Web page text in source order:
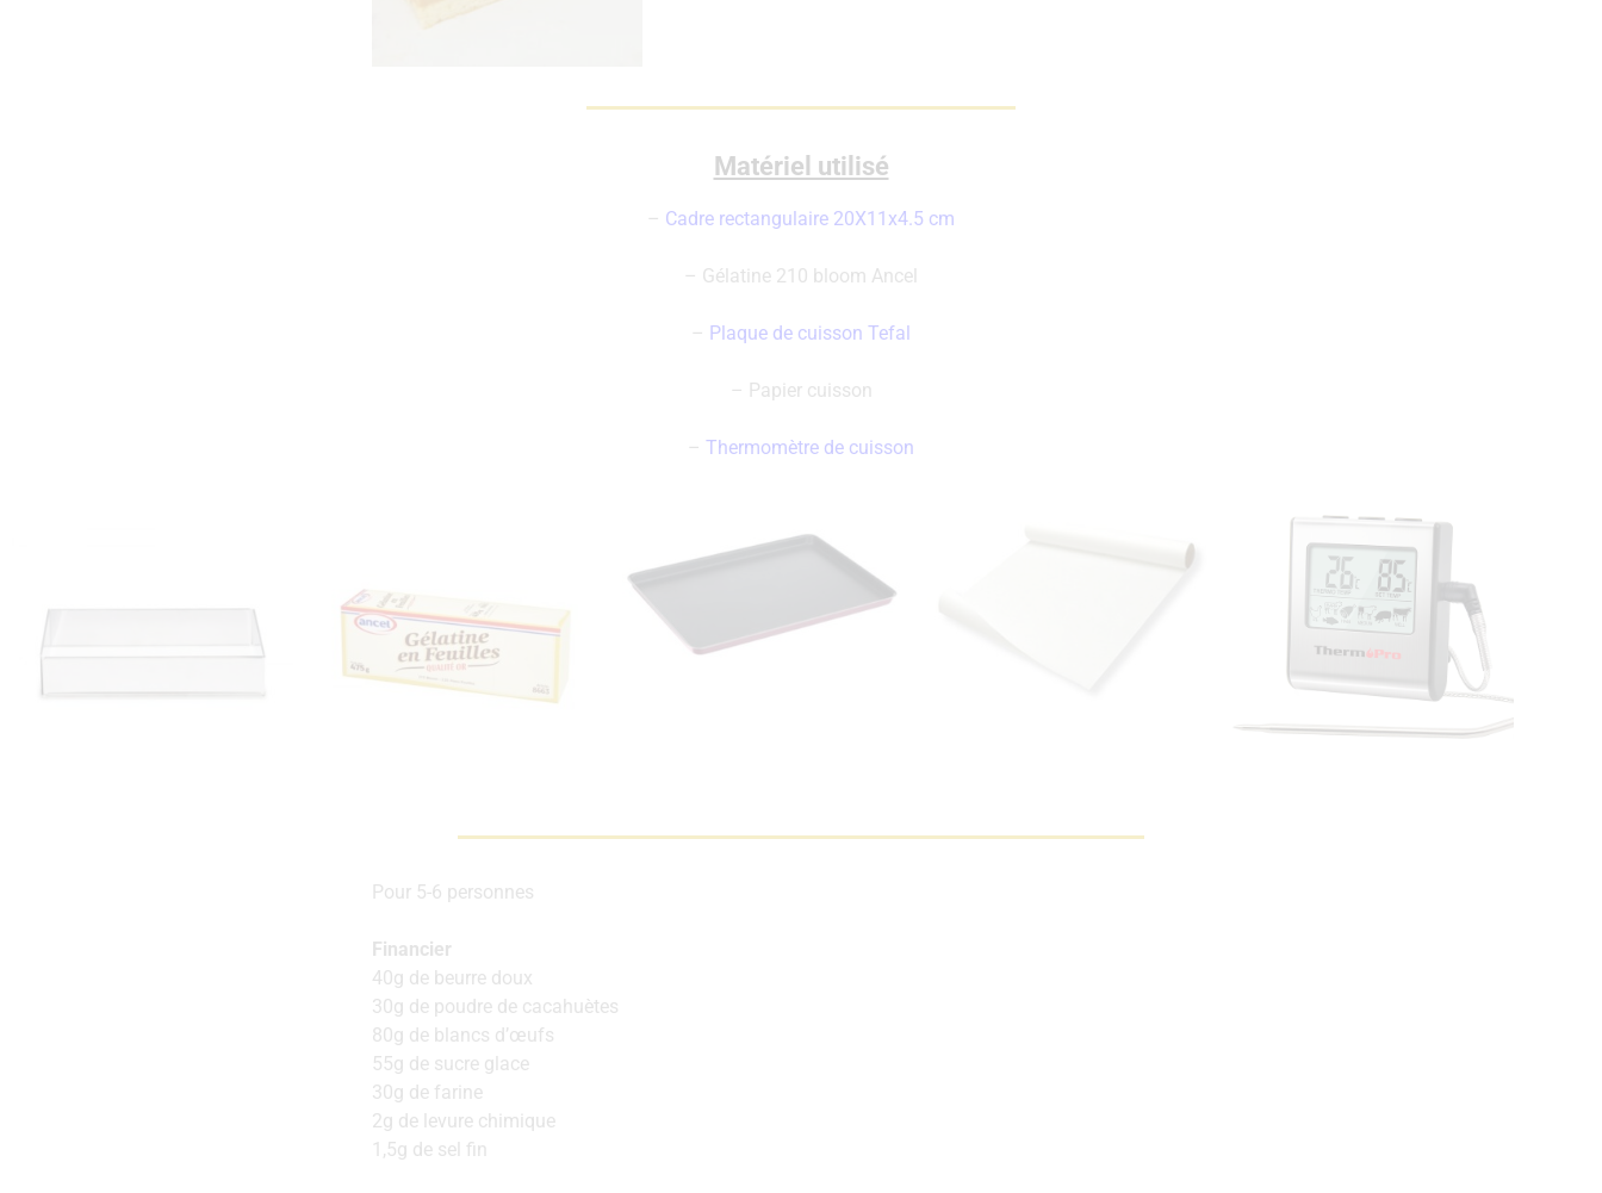
Matériel utilisé
– Cadre rectangulaire 20X11x4.5 cm
– Gélatine 210 bloom Ancel
– Plaque de cuisson Tefal
– Papier cuisson
– Thermomètre de cuisson
Pour 5-6 personnes
Financier
40g de beurre doux
30g de poudre de cacahuètes
80g de blancs d’œufs
55g de sucre glace
30g de farine
2g de levure chimique
1,5g de sel fin